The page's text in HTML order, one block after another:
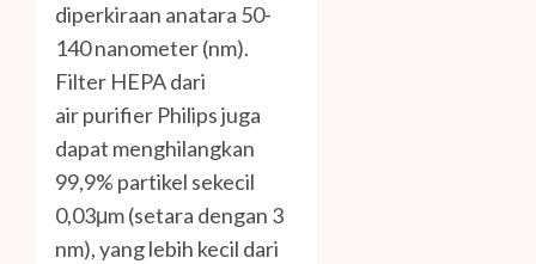
diperkiraan anatara 50-
140 nanometer (nm).
Filter HEPA dari
air purifier Philips juga
dapat menghilangkan
99,9% partikel sekecil
0,03μm (setara dengan 3
nm), yang lebih kecil dari